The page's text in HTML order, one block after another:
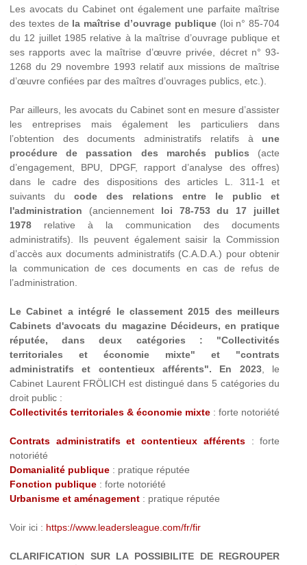
Les avocats du Cabinet ont également une parfaite maîtrise
des textes de la maîtrise d’ouvrage publique(loi n° 85-704
du 12 juillet 1985 relative à la maîtrise d’ouvrage publique et
ses rapports avec la maîtrise d’œuvre privée, décret n° 93-
1268 du 29 novembre 1993 relatif aux missions de maîtrise
d’œuvre confiées par des maîtres d’ouvrages publics, etc.).
Par ailleurs, les avocats du Cabinet sont en mesure d’assister
les entreprises mais également les particuliers dans
l’obtention des documents administratifs relatifs à une
procédure de passation des marchés publics (acte
d’engagement, BPU, DPGF, rapport d’analyse des offres)
dans le cadre des dispositions des articles L. 311-1 et
suivants ducode des relations entre le public et
l'administration (anciennementloi 78-753 du 17 juillet
1978relative à la communication des documents
administratifs). Ils peuvent également saisir la Commission
d’accès aux documents administratifs (C.A.D.A.) pour obtenir
la communication de ces documents en cas de refus de
l’administration.
Le Cabinet a intégré le classement 2015 des meilleurs
Cabinets d'avocats du magazine Décideurs, en pratique
réputée, dans deux catégories : "Collectivités
territoriales et économie mixte" et "contrats
administratifs et contentieux afférents". En 2023, le
Cabinet Laurent FRÖLICH est distingué dans 5 catégories du
droit public :
Collectivités territoriales & économie mixte : forte notoriété
Contrats administratifs et contentieux afférents: forte
notoriété
Domanialité publique: pratique réputée
Fonction publique: forte notoriété
Urbanisme et aménagement: pratique réputée
Voir ici : https://www.leadersleague.com/fr/fir
CLARIFICATION SUR LA POSSIBILITE DE REGROUPER